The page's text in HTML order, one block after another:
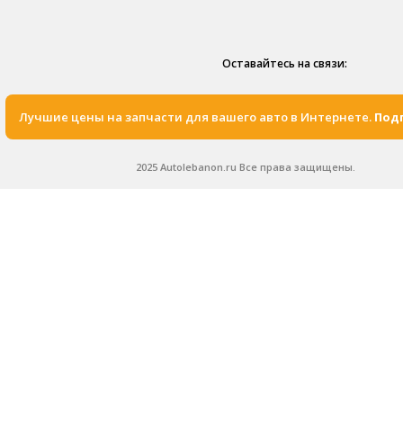
Оставайтесь на связи:
Лучшие цены на запчасти для вашего авто в Интернете.
2025 Autolebanon.ru Все права защищены.